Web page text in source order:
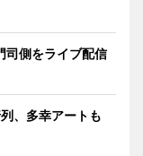
司側をライブ配信
、多幸アートも